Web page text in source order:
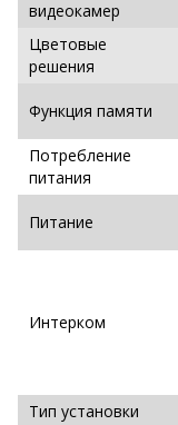
видеокамер
Цветовые
решения
Функция памяти
Потребление
питания
Питание
Интерком
Тип установки